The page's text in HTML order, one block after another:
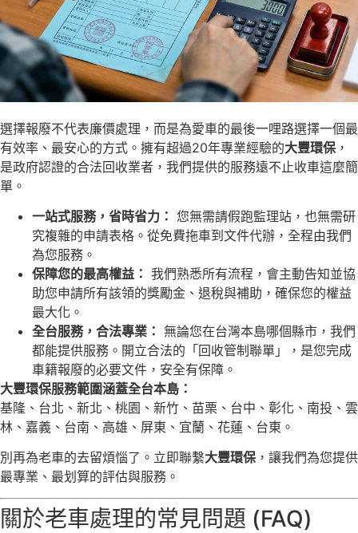
選擇報廢不代表廉價處理，而是為愛車的最後一哩路選擇一個最
有效率、最安心的方式。擁有超過20年專業經驗的大豐環保 ，
是政府認證的合法回收業者，我們提供的服務遠不止收車這麼簡
單。
一站式服務，省時省力： 您無需請假跑監理站，也無需研
究複雜的申請表格。從免費拖車到文件代辦，全程由我們
為您服務。
保障您的最高權益： 我們熟悉所有流程，會主動告知並協
助您申請所有該領的獎勵金、退稅與補助，確保您的權益
最大化。
全台服務，合法專業： 無論您在台灣本島哪個縣市，我們
都能提供服務。開立合法的「回收管制聯單」，是您完成
車籍報廢的必要文件，安全有保障。
大豐環保服務範圍涵蓋全台本島：
基隆、台北、新北、桃園、新竹、苗栗、台中、彰化、南投、雲
林、嘉義、台南、高雄、屏東、宜蘭、花蓮、台東。
別再為老車的去留煩惱了。立即聯繫大豐環保 ，讓我們為您提供
最專業、最划算的評估與服務。
關於老車處理的常見問題 (FAQ)